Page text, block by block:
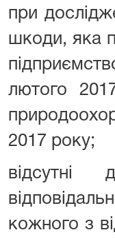
при
шкоди, яка
лютого
2017 року;
відсутні
кожного з